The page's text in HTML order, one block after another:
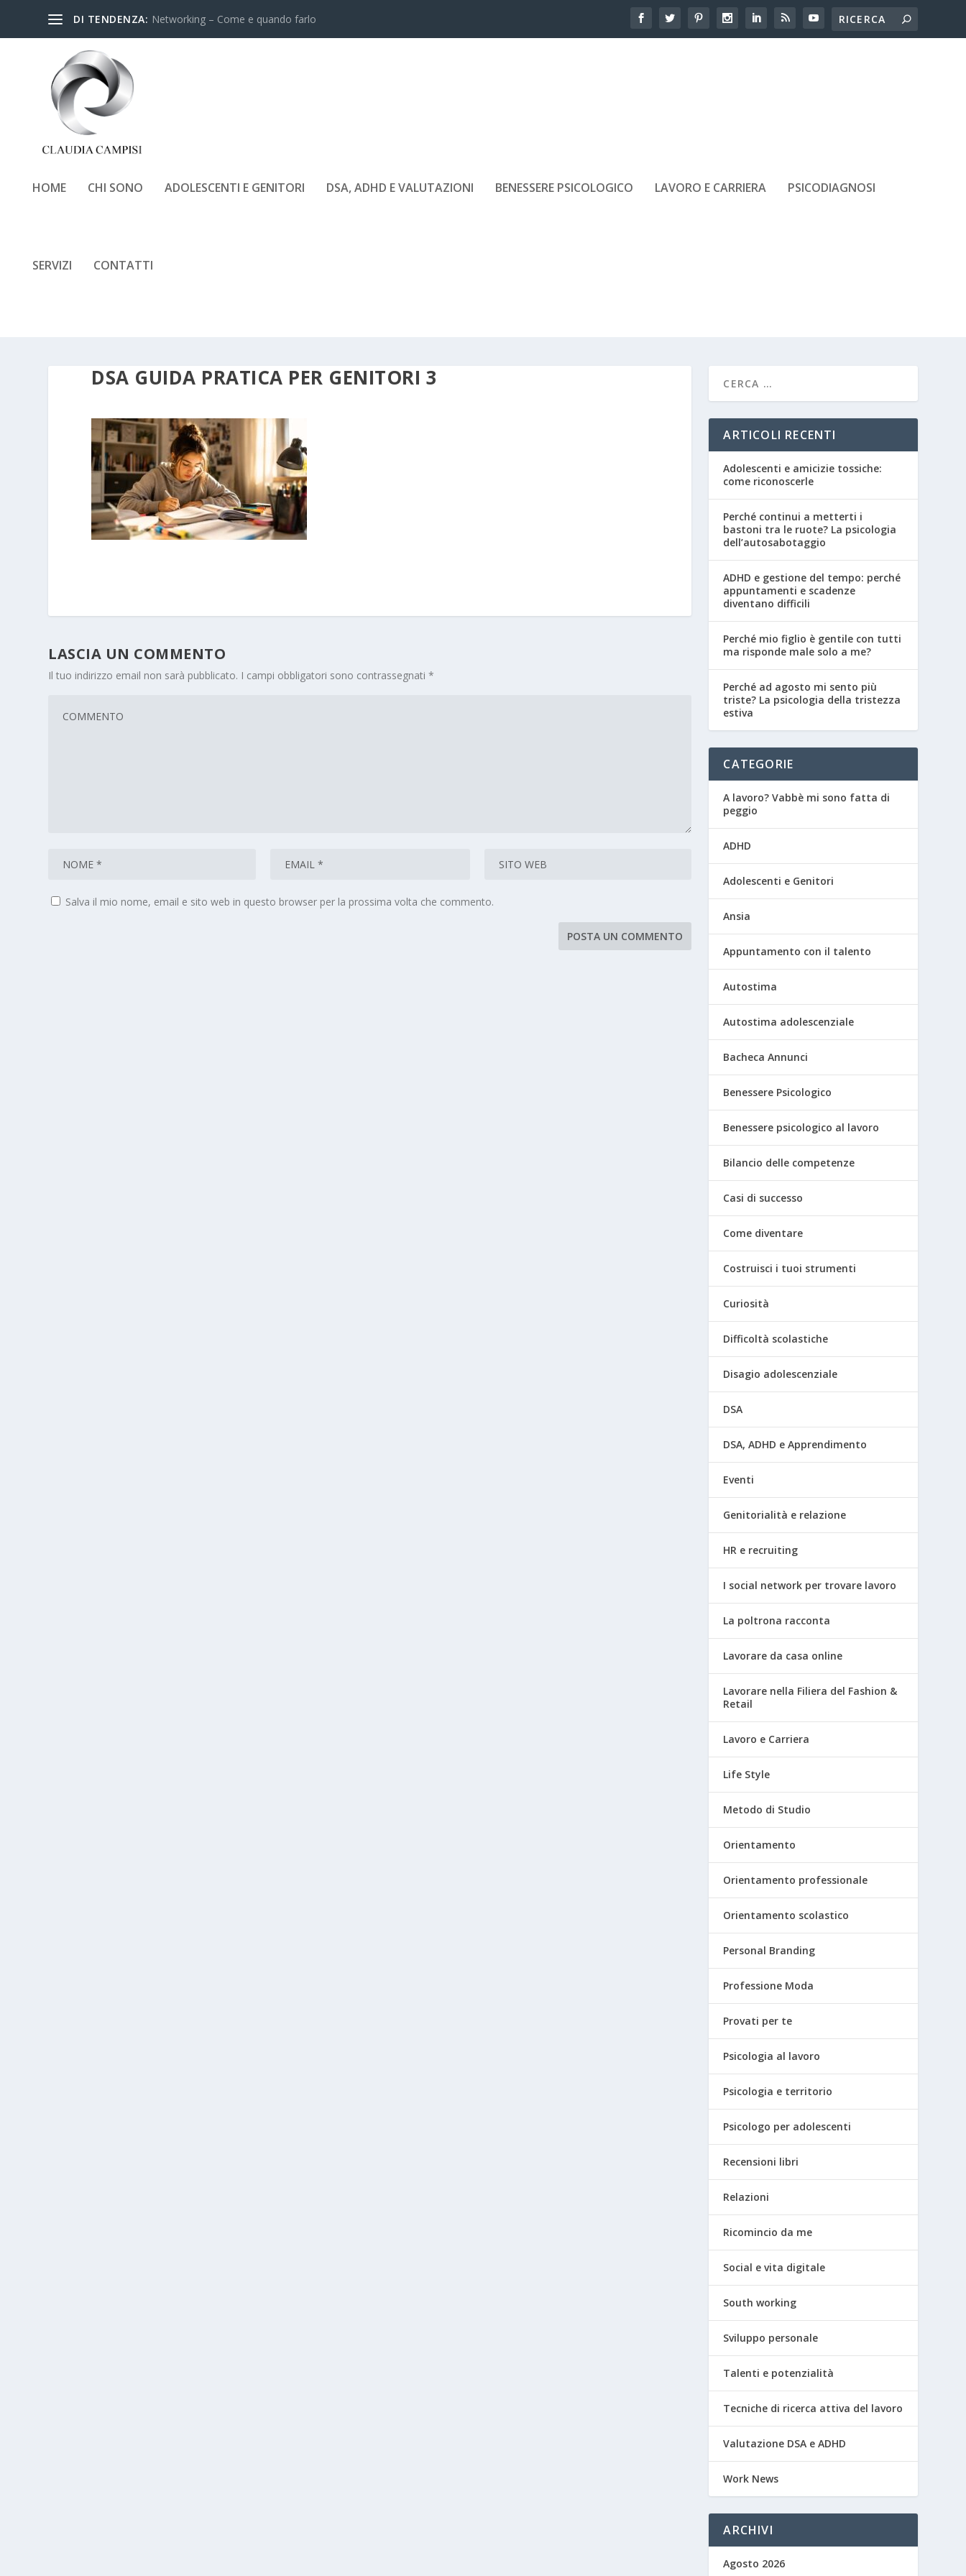
DI TENDENZA: Networking – Come e quando farlo
HOME CHI SONO ADOLESCENTI E GENITORI DSA, ADHD E VALUTAZIONI BENESSERE PSICOLOGICO LAVORO E CARRIERA PSICODIAGNOSI
SERVIZI CONTATTI
DSA GUIDA PRATICA PER GENITORI 3
LASCIA UN COMMENTO
Il tuo indirizzo email non sarà pubblicato. I campi obbligatori sono contrassegnati*
Salva il mio nome, email e sito web in questo browser per la prossima volta che commento.
ARTICOLI RECENTI
Adolescenti e amicizie tossiche:
come riconoscerle
Perché continui a metterti i
bastoni tra le ruote? La psicologia
dell’autosabotaggio
ADHD e gestione del tempo: perché
appuntamenti e scadenze
diventano difficili
Perché mio figlio è gentile con tutti
ma risponde male solo a me?
Perché ad agosto mi sento più
triste? La psicologia della tristezza
estiva
CATEGORIE
A lavoro? Vabbè mi sono fatta di
peggio
ADHD
Adolescenti e Genitori
Ansia
Appuntamento con il talento
Autostima
Autostima adolescenziale
Bacheca Annunci
Benessere Psicologico
Benessere psicologico al lavoro
Bilancio delle competenze
Casi di successo
Come diventare
Costruisci i tuoi strumenti
Curiosità
Difficoltà scolastiche
Disagio adolescenziale
DSA
DSA, ADHD e Apprendimento
Eventi
Genitorialità e relazione
HR e recruiting
I social network per trovare lavoro
La poltrona racconta
Lavorare da casa online
Lavorare nella Filiera del Fashion &
Retail
Lavoro e Carriera
Life Style
Metodo di Studio
Orientamento
Orientamento professionale
Orientamento scolastico
Personal Branding
Professione Moda
Provati per te
Psicologia al lavoro
Psicologia e territorio
Psicologo per adolescenti
Recensioni libri
Relazioni
Ricomincio da me
Social e vita digitale
South working
Sviluppo personale
Talenti e potenzialità
Tecniche di ricerca attiva del lavoro
Valutazione DSA e ADHD
Work News
ARCHIVI
Agosto 2026